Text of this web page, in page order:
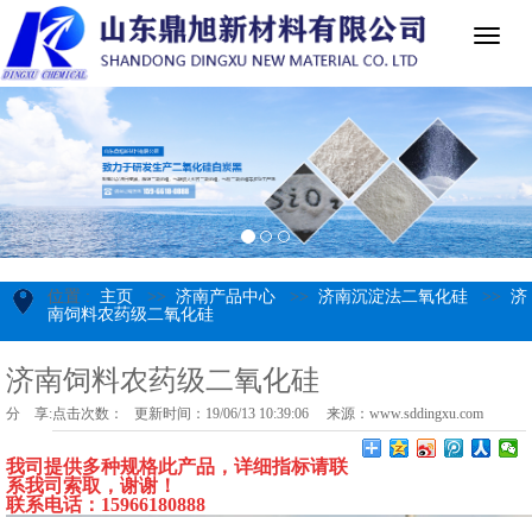
位置 : 主页 >> 济南产品中心 >> 济南沉淀法二氧化硅 >> 济
南饲料农药级二氧化硅
济南饲料农药级二氧化硅
点击次数： 更新时间：19/06/13 10:39:06 来源： www.sddingxu.com
分 享:
我司提供多种规格此产品， 详细指标请联
系我司索取，谢谢！
联系电话：15966180888